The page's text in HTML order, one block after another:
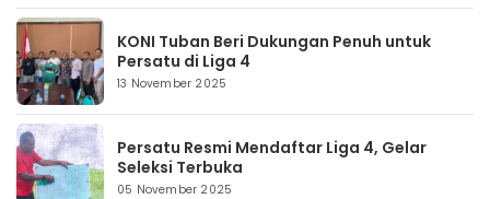
KONI Tuban Beri Dukungan Penuh untuk
Persatu di Liga 4
13 November 2025
Persatu Resmi Mendaftar Liga 4, Gelar
Seleksi Terbuka
05 November 2025